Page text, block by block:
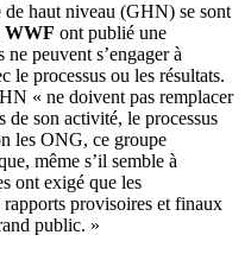
de haut niveau (GHN) se sont
WWF ont publié une
peuvent s’engager à
le processus ou les résultats.
« ne doivent pas remplacer
de son activité, le processus
les ONG, ce groupe
même s’il semble à
ont exigé que les
rapports provisoires et finaux
public. »